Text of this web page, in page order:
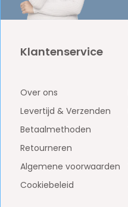
Klantenservice
Over ons
Levertijd & Verzenden
Betaalmethoden
Retourneren
Algemene voorwaarden
Cookiebeleid